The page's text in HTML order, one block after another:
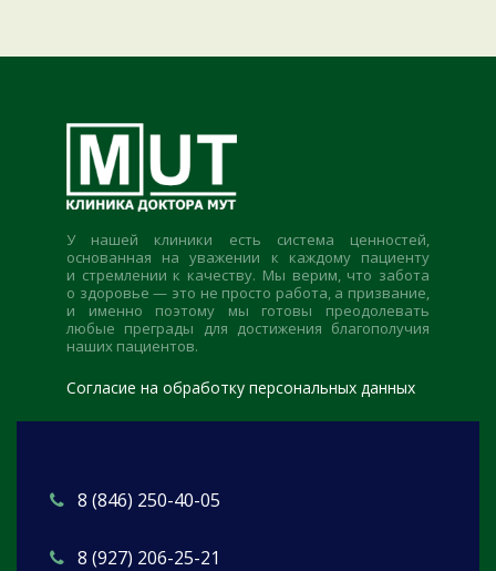
У нашей клиники есть система ценностей,
основанная на уважении к каждому пациенту
и стремлении к качеству. Мы верим, что забота
о здоровье — это не просто работа, а призвание,
и именно поэтому мы готовы преодолевать
любые преграды для достижения благополучия
наших пациентов.
Согласие на обработку персональных данных
8 (846) 250-40-05
8 (927) 206-25-21